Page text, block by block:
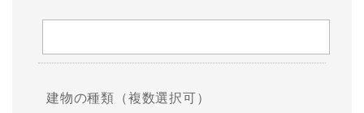
建物の種類（複数選択可）